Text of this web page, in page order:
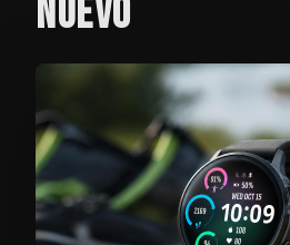
NUEVO